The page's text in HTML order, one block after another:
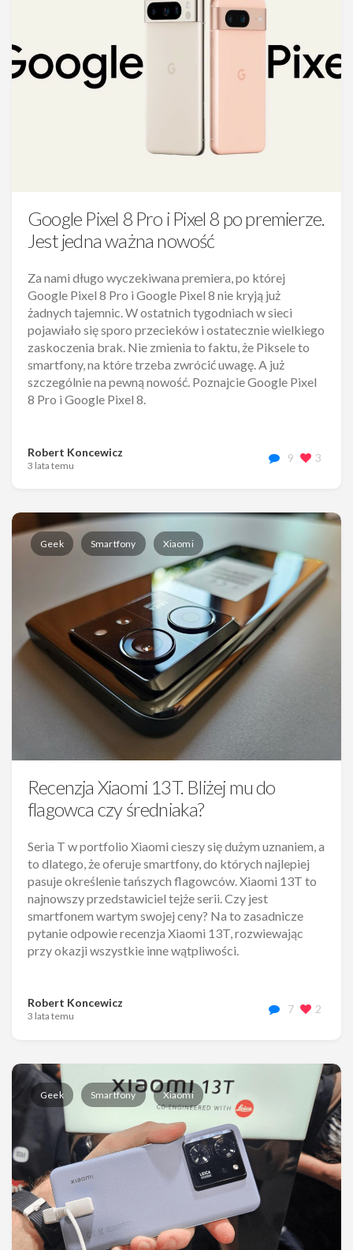
Google Pixel 8 Pro i Pixel 8 po premierze.
Jest jedna ważna nowość
Za nami długo wyczekiwana premiera, po której
Google Pixel 8 Pro i Google Pixel 8 nie kryją już
żadnych tajemnic. W ostatnich tygodniach w sieci
pojawiało się sporo przecieków i ostatecznie wielkiego
zaskoczenia brak. Nie zmienia to faktu, że Piksele to
smartfony, na które trzeba zwrócić uwagę. A już
szczególnie na pewną nowość. Poznajcie Google Pixel
8 Pro i Google Pixel 8.
Robert Koncewicz
3 lata temu
9 3
Geek Smartfony Xiaomi
Recenzja Xiaomi 13T. Bliżej mu do
flagowca czy średniaka?
Seria T w portfolio Xiaomi cieszy się dużym uznaniem, a
to dlatego, że oferuje smartfony, do których najlepiej
pasuje określenie tańszych flagowców. Xiaomi 13T to
najnowszy przedstawiciel tejże serii. Czy jest
smartfonem wartym swojej ceny? Na to zasadnicze
pytanie odpowie recenzja Xiaomi 13T, rozwiewając
przy okazji wszystkie inne wątpliwości.
Robert Koncewicz
3 lata temu
7 2
Geek Smartfony Xiaomi